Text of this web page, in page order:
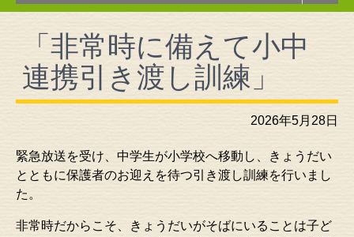
「非常時に備えて小中
連携引き渡し訓練」
2026年5月28日
緊急放送を受け、中学生が小学校へ移動し、きょうだい
とともに保護者のお迎えを待つ引き渡し訓練を行いまし
た。
非常時だからこそ、きょうだいがそばにいることは子ど